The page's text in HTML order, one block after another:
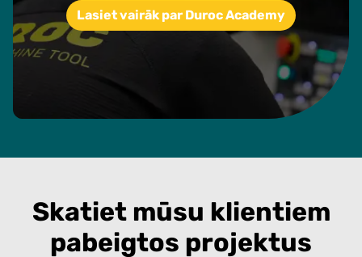
Lasiet vairāk par Duroc Academy
Skatiet mūsu klientiem
pabeigtos projektus